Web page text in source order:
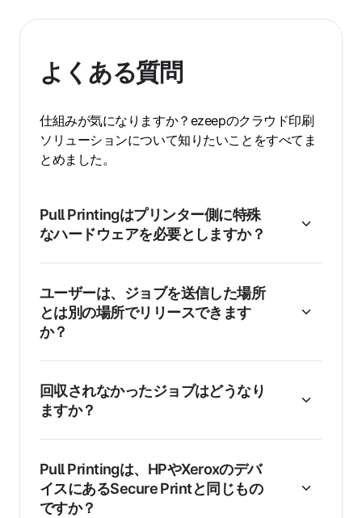
よくある質問
仕組みが気になりますか？ezeepのクラウド印刷
ソリューションについて知りたいことをすべてま
とめました。
Pull Printingはプリンター側に特殊
なハードウェアを必要としますか？
ユーザーは、ジョブを送信した場所
とは別の場所でリリースできます
か？
回収されなかったジョブはどうなり
ますか？
Pull Printingは、HPやXeroxのデバ
イスにあるSecure Printと同じもの
ですか？